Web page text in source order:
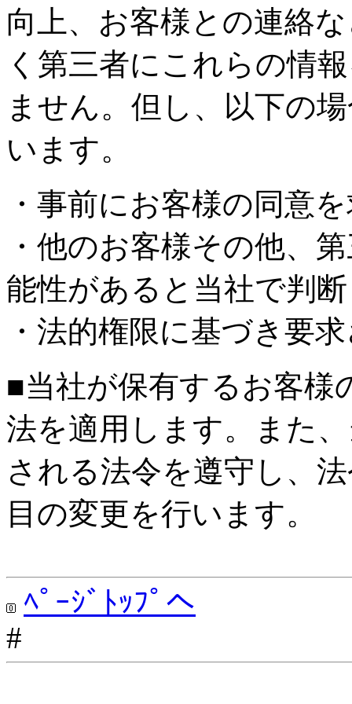
向上、お客様との連絡
く第三者にこれらの情
ません。但し、以下の
います。
・事前にお客様の同意
・他のお客様その他、
能性があると当社で判
・法的権限に基づき要
■当社が保有するお客様
法を適用します。また
される法令を遵守し、
目の変更を行います。
ﾍﾟｰｼﾞﾄｯﾌﾟへ
#